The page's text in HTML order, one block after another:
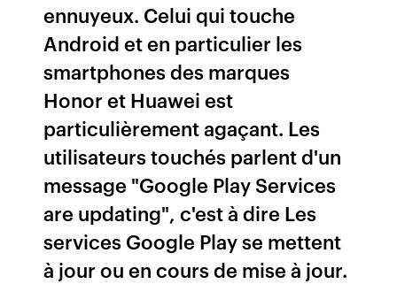
ennuyeux. Celui qui touche
Android et en particulier les
smartphones des marques
Honor et Huawei est
particulièrement agaçant. Les
utilisateurs touchés parlent d'un
message "Google Play Services
are updating", c'est à dire Les
services Google Play se mettent
à jour ou en cours de mise à jour.